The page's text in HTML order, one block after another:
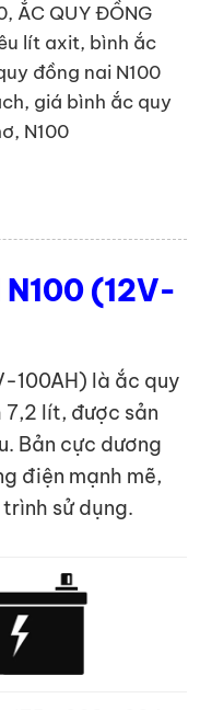
, ẮC QUY ĐỒNG
lít axit, bình ắc
đồng nai N100
, giá bình ắc quy
, N100
N100 (12V-
100AH) là ắc quy
lít, được sản
Bản cực dương
điện mạnh mẽ,
sử dụng.